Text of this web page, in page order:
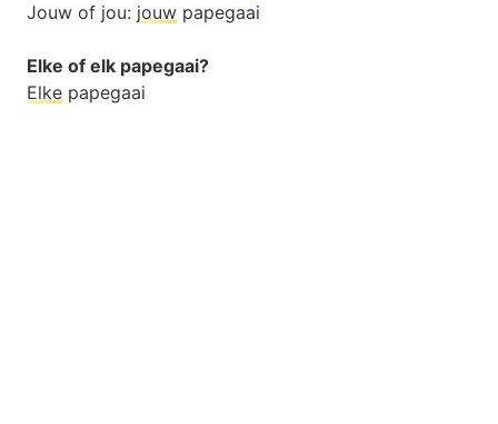
Jouw of jou: jouw papegaai
Elke of elk papegaai?
Elke papegaai